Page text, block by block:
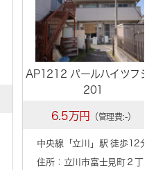
AP1212 パールハイツフジ
201
6.5万円 （管理費:-）
中央線「 立川 」駅 徒歩12分
住所：立川市富士見町２丁